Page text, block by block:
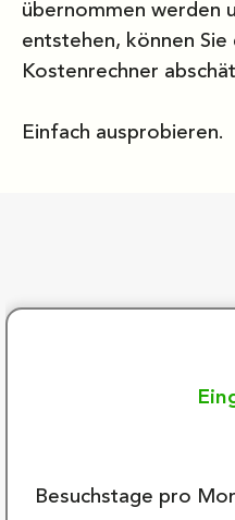
übernommen werden
entstehen, können
Kostenrechner
Einfach ausprobieren.
Besuchstage pro